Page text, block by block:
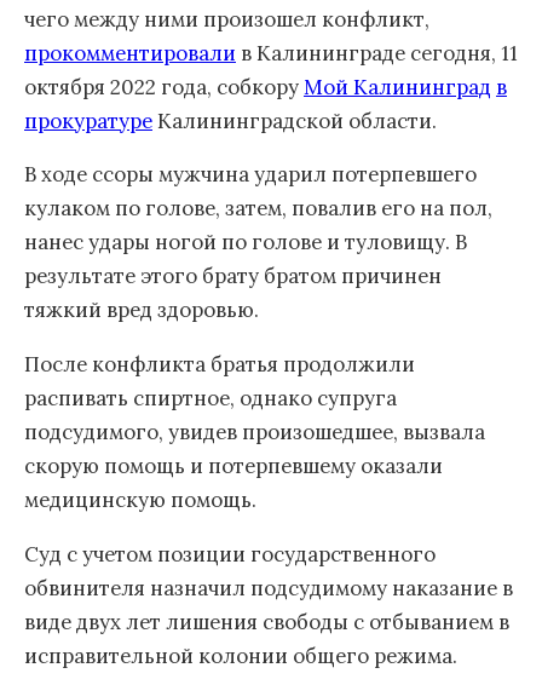
чего между ними произошел конфликт,
прокомментировали в Калининграде сегодня, 11
октября 2022 года, собкоруМой Калининград в
прокуратуреКалининградской области.
В ходе ссоры мужчина ударил потерпевшего
кулаком по голове, затем, повалив его на пол,
нанес удары ногой по голове и туловищу. В
результате этого брату братом причинен
тяжкий вред здоровью.
После конфликта братья продолжили
распивать спиртное, однако супруга
подсудимого, увидев произошедшее, вызвала
скорую помощь и потерпевшему оказали
медицинскую помощь.
Суд с учетом позиции государственного
обвинителя назначил подсудимому наказание в
виде двух лет лишения свободы с отбыванием в
исправительной колонии общего режима.